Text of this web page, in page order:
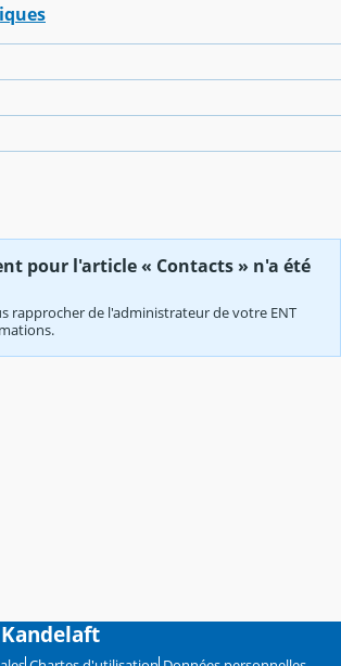
pour l'article « Contacts » n'a été
rapprocher de l'administrateur de votre ENT